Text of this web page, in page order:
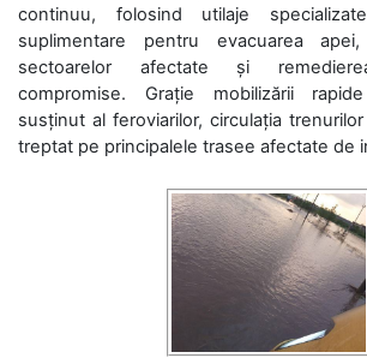
continuu, folosind utilaje
suplimentare pentru evacuarea apei,
sectoarelor afectate și
compromise. Grație mobilizării
susținut al feroviarilor, circulația
treptat pe principalele trasee afectate de